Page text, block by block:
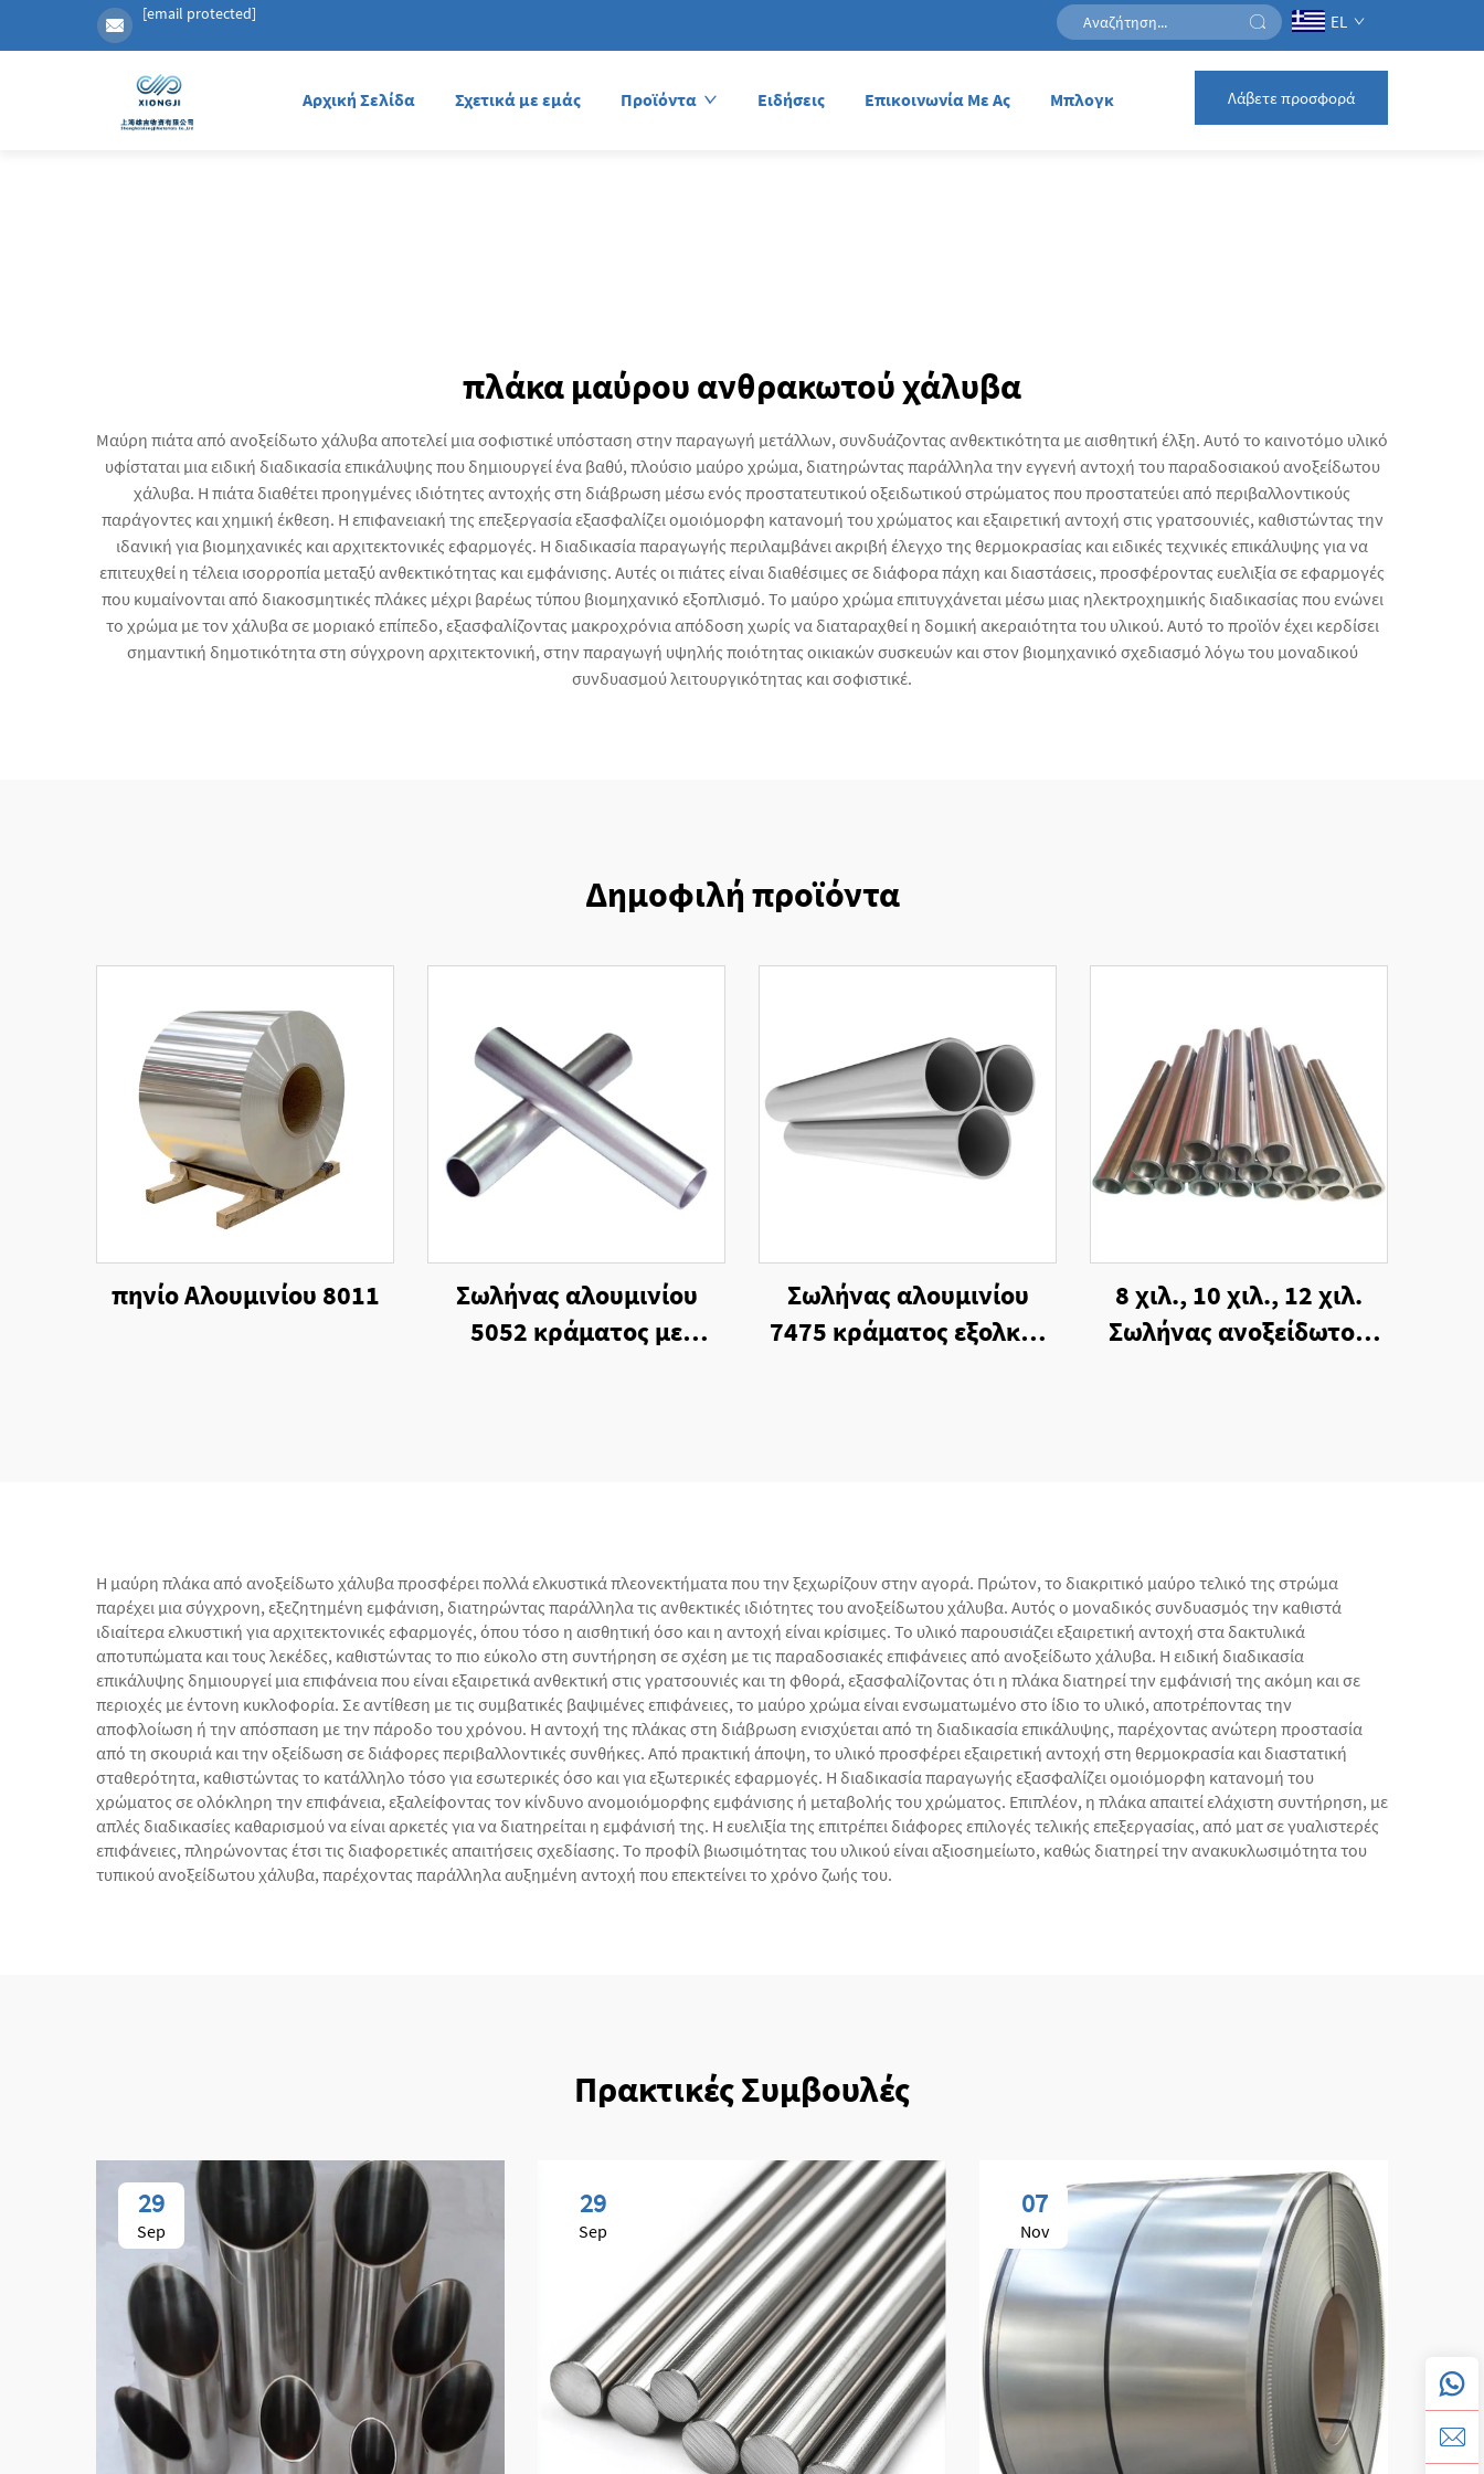
[email protected] EL
Αρχική Σελίδα Σχετικά με εμάς Προϊόντα Ειδήσεις Επικοινωνία Με Ας Μπλογκ Λάβετε προσφορά
πλάκα μαύρου ανθρακωτού χάλυβα
Μαύρη πιάτα από ανοξείδωτο χάλυβα αποτελεί μια σοφιστικέ υπόσταση στην παραγωγή μετάλλων, συνδυάζοντας ανθεκτικότητα με αισθητική έλξη. Αυτό το καινοτόμο υλικό
υφίσταται μια ειδική διαδικασία επικάλυψης που δημιουργεί ένα βαθύ, πλούσιο μαύρο χρώμα, διατηρώντας παράλληλα την εγγενή αντοχή του παραδοσιακού ανοξείδωτου
χάλυβα. Η πιάτα διαθέτει προηγμένες ιδιότητες αντοχής στη διάβρωση μέσω ενός προστατευτικού οξειδωτικού στρώματος που προστατεύει από περιβαλλοντικούς
παράγοντες και χημική έκθεση. Η επιφανειακή της επεξεργασία εξασφαλίζει ομοιόμορφη κατανομή του χρώματος και εξαιρετική αντοχή στις γρατσουνιές, καθιστώντας την
ιδανική για βιομηχανικές και αρχιτεκτονικές εφαρμογές. Η διαδικασία παραγωγής περιλαμβάνει ακριβή έλεγχο της θερμοκρασίας και ειδικές τεχνικές επικάλυψης για να
επιτευχθεί η τέλεια ισορροπία μεταξύ ανθεκτικότητας και εμφάνισης. Αυτές οι πιάτες είναι διαθέσιμες σε διάφορα πάχη και διαστάσεις, προσφέροντας ευελιξία σε εφαρμογές
που κυμαίνονται από διακοσμητικές πλάκες μέχρι βαρέως τύπου βιομηχανικό εξοπλισμό. Το μαύρο χρώμα επιτυγχάνεται μέσω μιας ηλεκτροχημικής διαδικασίας που ενώνει
το χρώμα με τον χάλυβα σε μοριακό επίπεδο, εξασφαλίζοντας μακροχρόνια απόδοση χωρίς να διαταραχθεί η δομική ακεραιότητα του υλικού. Αυτό το προϊόν έχει κερδίσει
σημαντική δημοτικότητα στη σύγχρονη αρχιτεκτονική, στην παραγωγή υψηλής ποιότητας οικιακών συσκευών και στον βιομηχανικό σχεδιασμό λόγω του μοναδικού
συνδυασμού λειτουργικότητας και σοφιστικέ.
Δημοφιλή προϊόντα
πηνίο Αλουμινίου 8011
Σωλήνας αλουμινίου
5052 κράματος με
Σωλήνας αλουμινίου
7475 κράματος εξολκής
8 χιλ., 10 χιλ., 12 χιλ.
Σωλήνας ανοξείδωτου
Η μαύρη πλάκα από ανοξείδωτο χάλυβα προσφέρει πολλά ελκυστικά πλεονεκτήματα που την ξεχωρίζουν στην αγορά. Πρώτον, το διακριτικό μαύρο τελικό της στρώμα
παρέχει μια σύγχρονη, εξεζητημένη εμφάνιση, διατηρώντας παράλληλα τις ανθεκτικές ιδιότητες του ανοξείδωτου χάλυβα. Αυτός ο μοναδικός συνδυασμός την καθιστά
ιδιαίτερα ελκυστική για αρχιτεκτονικές εφαρμογές, όπου τόσο η αισθητική όσο και η αντοχή είναι κρίσιμες. Το υλικό παρουσιάζει εξαιρετική αντοχή στα δακτυλικά
αποτυπώματα και τους λεκέδες, καθιστώντας το πιο εύκολο στη συντήρηση σε σχέση με τις παραδοσιακές επιφάνειες από ανοξείδωτο χάλυβα. Η ειδική διαδικασία
επικάλυψης δημιουργεί μια επιφάνεια που είναι εξαιρετικά ανθεκτική στις γρατσουνιές και τη φθορά, εξασφαλίζοντας ότι η πλάκα διατηρεί την εμφάνισή της ακόμη και σε
περιοχές με έντονη κυκλοφορία. Σε αντίθεση με τις συμβατικές βαψιμένες επιφάνειες, το μαύρο χρώμα είναι ενσωματωμένο στο ίδιο το υλικό, αποτρέποντας την
αποφλοίωση ή την απόσπαση με την πάροδο του χρόνου. Η αντοχή της πλάκας στη διάβρωση ενισχύεται από τη διαδικασία επικάλυψης, παρέχοντας ανώτερη προστασία
από τη σκουριά και την οξείδωση σε διάφορες περιβαλλοντικές συνθήκες. Από πρακτική άποψη, το υλικό προσφέρει εξαιρετική αντοχή στη θερμοκρασία και διαστατική
σταθερότητα, καθιστώντας το κατάλληλο τόσο για εσωτερικές όσο και για εξωτερικές εφαρμογές. Η διαδικασία παραγωγής εξασφαλίζει ομοιόμορφη κατανομή του
χρώματος σε ολόκληρη την επιφάνεια, εξαλείφοντας τον κίνδυνο ανομοιόμορφης εμφάνισης ή μεταβολής του χρώματος. Επιπλέον, η πλάκα απαιτεί ελάχιστη συντήρηση, με
απλές διαδικασίες καθαρισμού να είναι αρκετές για να διατηρείται η εμφάνισή της. Η ευελιξία της επιτρέπει διάφορες επιλογές τελικής επεξεργασίας, από ματ σε γυαλιστερές
επιφάνειες, πληρώνοντας έτσι τις διαφορετικές απαιτήσεις σχεδίασης. Το προφίλ βιωσιμότητας του υλικού είναι αξιοσημείωτο, καθώς διατηρεί την ανακυκλωσιμότητα του
τυπικού ανοξείδωτου χάλυβα, παρέχοντας παράλληλα αυξημένη αντοχή που επεκτείνει το χρόνο ζωής του.
Πρακτικές Συμβουλές
29
Sep
29
Sep
07
Nov